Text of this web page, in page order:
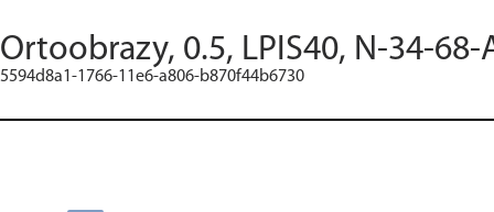
Ortoobrazy, 0.5, LPIS40, N-34-
5594d8a1-1766-11e6-a806-b870f44b6730